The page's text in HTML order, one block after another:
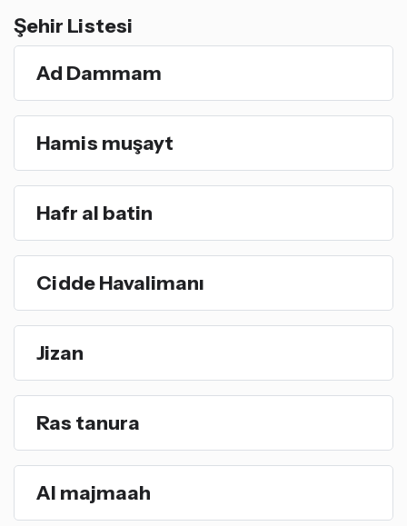
Şehir Listesi
Ad Dammam
Hamis muşayt
Hafr al batin
Cidde Havalimanı
Jizan
Ras tanura
Al majmaah